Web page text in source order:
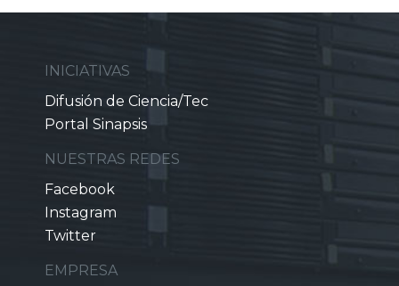
INICIATIVAS
Difusión de Ciencia/Tec
Portal Sinapsis
NUESTRAS REDES
Facebook
Instagram
Twitter
EMPRESA